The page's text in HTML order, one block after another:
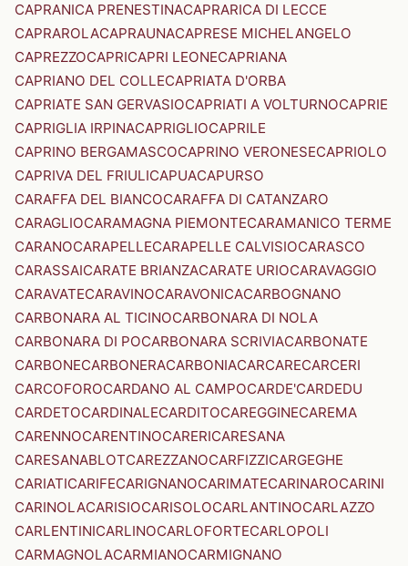
CAPRANICA PRENESTINACAPRARICA DI LECCE
CAPRAROLACAPRAUNACAPRESE MICHELANGELO
CAPREZZOCAPRICAPRI LEONECAPRIANA
CAPRIANO DEL COLLECAPRIATA D'ORBA
CAPRIATE SAN GERVASIOCAPRIATI A VOLTURNOCAPRIE
CAPRIGLIA IRPINACAPRIGLIOCAPRILE
CAPRINO BERGAMASCOCAPRINO VERONESECAPRIOLO
CAPRIVA DEL FRIULICAPUACAPURSO
CARAFFA DEL BIANCOCARAFFA DI CATANZARO
CARAGLIOCARAMAGNA PIEMONTECARAMANICO TERME
CARANOCARAPELLECARAPELLE CALVISIOCARASCO
CARASSAICARATE BRIANZACARATE URIOCARAVAGGIO
CARAVATECARAVINOCARAVONICACARBOGNANO
CARBONARA AL TICINOCARBONARA DI NOLA
CARBONARA DI POCARBONARA SCRIVIACARBONATE
CARBONECARBONERACARBONIACARCARECARCERI
CARCOFOROCARDANO AL CAMPOCARDE'CARDEDU
CARDETOCARDINALECARDITOCAREGGINECAREMA
CARENNOCARENTINOCARERICARESANA
CARESANABLOTCAREZZANOCARFIZZICARGEGHE
CARIATICARIFECARIGNANOCARIMATECARINAROCARINI
CARINOLACARISIOCARISOLOCARLANTINOCARLAZZO
CARLENTINICARLINOCARLOFORTECARLOPOLI
CARMAGNOLACARMIANOCARMIGNANO